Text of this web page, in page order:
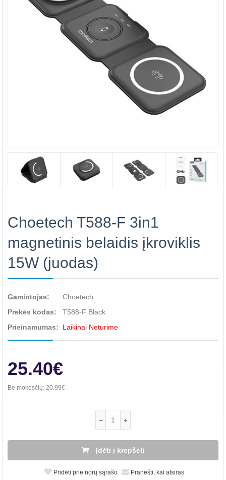
Choetech T588-F 3in1
magnetinis belaidis įkroviklis
15W (juodas)
Gamintojas:
Choetech
Prekės kodas:
T588-F Black
Prieinamumas:
Laikinai Neturime
25.40€
Be mokesčių: 20.99€
Įdėti į krepšelį
Pridėti prie norų sąrašo Pranešti, kai atsiras